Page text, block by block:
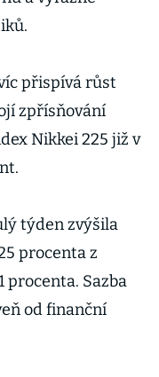
přispívá růst
zpřísňování
Nikkei 225 již v
týden zvýšila
procenta z
procenta. Sazba
od finanční